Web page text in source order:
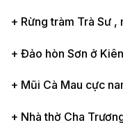
+ Rừng tràm Trà Sư ,
+ Đảo hòn Sơn ở
+ Mũi Cà Mau cực
+ Nhà thờ Cha